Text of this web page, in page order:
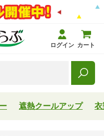
ログイン カート
遮熱クールアップ 衣